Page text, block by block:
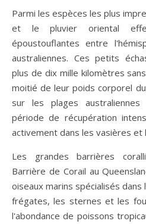
Parmi les espèces les plus
et le pluvier oriental
époustouflantes entre
australiennes. Ces petits
plus de dix mille kilomètres
moitié de leur poids corporel
sur les plages
période de récupération
activement dans les vasières et
Les grandes barrières
Barrière de Corail au
oiseaux marins spécialisés
frégates, les sternes et les
l'abondance de poissons